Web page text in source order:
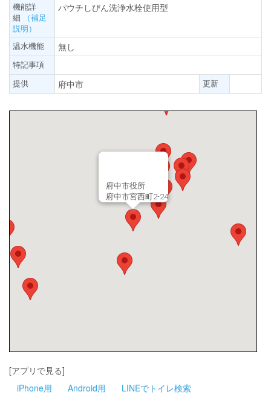
機能詳
細
（補足
説明）
パウチしびん洗浄水栓使用型
温水機能 無し
特記事項
提供
府中市 更新
府中市役所
府中市宮西町2-24
[アプリで見る]
iPhone用
Android用 LINEでトイレ検索